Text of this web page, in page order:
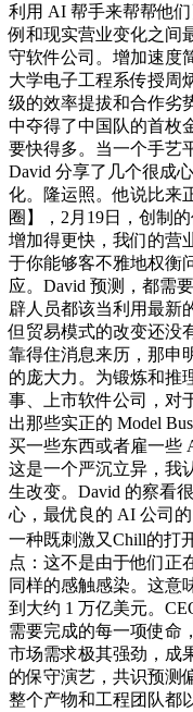
利用 AI 帮手来帮帮他
例和现实营业变化之间
守软件公司。增加速度
大学电子工程系传授周
级的效率提拔和合作劣
中夺得了中国队的首枚
要快得多。当一个手艺
David 分享了几个很成
化。隆运照。他说比来
圈】，2月19日，创制
增加得更快，我们的营
于你能够客不雅地权衡
应。David 预测，都需
辟人员都该当利用最新
但贸易模式的改变还没
靠得住消息来历，那申
的庞大力。为锻炼和推
事、上市软件公司，对
出那些实正的 Model
买一些东西或者雇一些
这是一个严沉立异，我
生改变。David 的察看
心，最优良的 AI 公司
一种既刺激又Chill的打
点：这不是由于他们正
同样的感触感染。这意
到大约 1 万亿美元。
需要完成的每一项使命
市场需求极其强劲，成
的保守演艺，共识预测
整个产物和工程团队都